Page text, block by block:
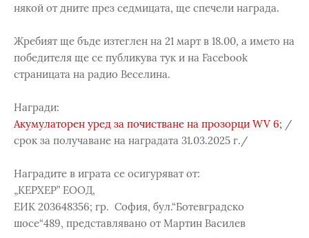
някой от дните през седмицата, ще спечели награда.
Жребият ще бъде изтеглен на 21 март в 18.00, а името на
победителя ще се публикува тук и на Facebook
страницата на радио Веселина.
Награди:
Акумулаторен уред за почистване на прозорци WV 6; /
срок за получаване на наградата 31.03.2025 г./
Наградите в играта се осигуряват от:
„КЕРХЕР” ЕООД,
ЕИК 203648356; гр. София, бул.“Ботевградско
шосе“489, представлявано от Мартин Василев